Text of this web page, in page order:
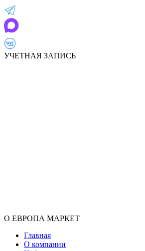
УЧЕТНАЯ ЗАПИСЬ
О ЕВРОПА МАРКЕТ
Главная
О компании